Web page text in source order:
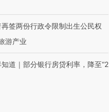
签两份行政令限制出生公民权
游产业
道｜部分银行房贷利率，降至“2